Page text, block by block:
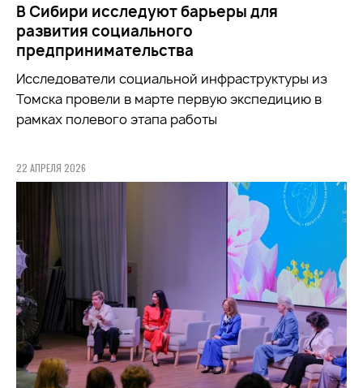
В Сибири исследуют барьеры для
развития социального
предпринимательства
Исследователи социальной инфраструктуры из
Томска провели в марте первую экспедицию в
рамках полевого этапа работы
22 АПРЕЛЯ 2026